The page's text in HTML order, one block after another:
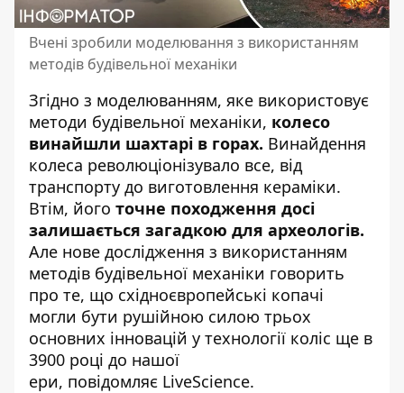
Вчені зробили моделювання з використанням
методів будівельної механіки
Згідно з моделюванням, яке використовує
методи будівельної механіки, колесо
винайшли шахтарі в горах. Винайдення
колеса революціонізувало все, від
транспорту до виготовлення кераміки.
Втім, його точне походження досі
залишається загадкою для археологів.
Але нове дослідження з використанням
методів будівельної механіки говорить
про те, що східноєвропейські копачі
могли бути рушійною силою трьох
основних інновацій у технології коліс ще в
3900 році до нашої
ери, повідомляє LiveScience.